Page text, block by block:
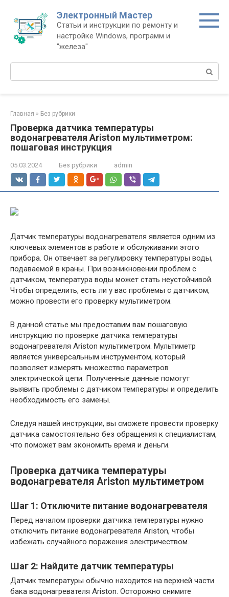
контенту
Электронный Мастер
Статьи и инструкции по ремонту и
настройке Windows, программ и
"железа"
Поиск:
Главная » Без рубрики
Проверка датчика температуры
водонагревателя Ariston мультиметром:
пошаговая инструкция
05.03.2024 Без рубрики admin
Датчик температуры водонагревателя является одним из
ключевых элементов в работе и обслуживании этого
прибора. Он отвечает за регулировку температуры воды,
подаваемой в краны. При возникновении проблем с
датчиком, температура воды может стать неустойчивой.
Чтобы определить, есть ли у вас проблемы с датчиком,
можно провести его проверку мультиметром.
В данной статье мы предоставим вам пошаговую
инструкцию по проверке датчика температуры
водонагревателя Ariston мультиметром. Мультиметр
является универсальным инструментом, который
позволяет измерять множество параметров
электрической цепи. Полученные данные помогут
выявить проблемы с датчиком температуры и определить
необходимость его замены.
Следуя нашей инструкции, вы сможете провести проверку
датчика самостоятельно без обращения к специалистам,
что поможет вам экономить время и деньги.
Проверка датчика температуры
водонагревателя Ariston мультиметром
Шаг 1: Отключите питание водонагревателя
Перед началом проверки датчика температуры нужно
отключить питание водонагревателя Ariston, чтобы
избежать случайного поражения электричеством.
Шаг 2: Найдите датчик температуры
Датчик температуры обычно находится на верхней части
бака водонагревателя Ariston. Осторожно снимите